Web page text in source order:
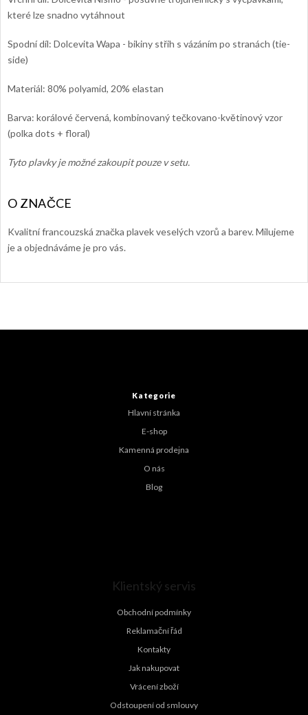
které lze snadno vytáhnout
Spodní díl: Dolcevita Wapa - bikiny střih s vázáním po stranách (tie-
side)
Materiál: 80% polyamid, 20% elastan
Barva: korálové červená, kombinovaný tečkovano-květinový vzor
(polka dots + floral)
Tyto plavky je možné zakoupit pouze v setu.
Kvalitní francouzská značka plavek veselých vzorů a barev. Milujeme
je a objednáváme je pro vás.
Kategorie
Hlavní stránka
E-shop
Kamenná prodejna
O nás
Blog
Klientský servis
Obchodní podmínky
Reklamační řád
Kontakty
Jak nakupovat
Vrácení zboží
Odstoupení od smlouvy